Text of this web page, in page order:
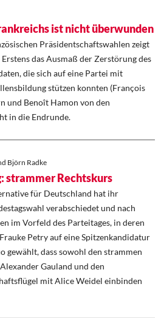
ist nicht überwunden
Präsidentschaftswahlen zeigt
das Ausmaß der Zerstörung des
die sich auf eine Partei mit
stützen konnten (François
und Benoît Hamon von den
in die Endrunde.
Björn Radke
strammer Rechtskurs
für Deutschland hat ihr
verabschiedet und nach
im Vorfeld des Parteitages, in deren
Petry auf eine Spitzenkandidatur
gewählt, dass sowohl den strammen
Gauland und den
mit Alice Weidel einbinden